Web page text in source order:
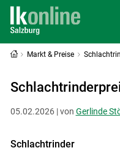
Markt & Preise
05.02.2026 | von Gerlinde
Schlachtrinder